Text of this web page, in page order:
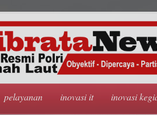
pelayanan inovasi it inovasi